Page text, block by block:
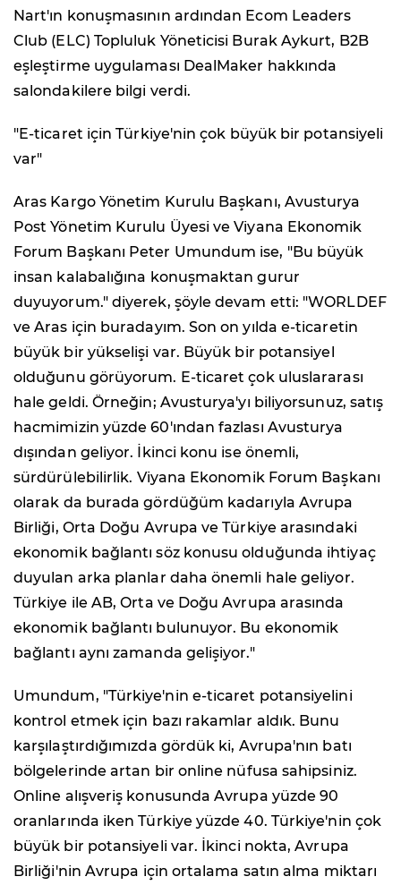
Nart'ın konuşmasının ardından Ecom Leaders
Club (ELC) Topluluk Yöneticisi Burak Aykurt, B2B
eşleştirme uygulaması DealMaker hakkında
salondakilere bilgi verdi.
"E-ticaret için Türkiye'nin çok büyük bir potansiyeli
var"
Aras Kargo Yönetim Kurulu Başkanı, Avusturya
Post Yönetim Kurulu Üyesi ve Viyana Ekonomik
Forum Başkanı Peter Umundum ise, "Bu büyük
insan kalabalığına konuşmaktan gurur
duyuyorum." diyerek, şöyle devam etti: "WORLDEF
ve Aras için buradayım. Son on yılda e-ticaretin
büyük bir yükselişi var. Büyük bir potansiyel
olduğunu görüyorum. E-ticaret çok uluslararası
hale geldi. Örneğin; Avusturya'yı biliyorsunuz, satış
hacmimizin yüzde 60'ından fazlası Avusturya
dışından geliyor. İkinci konu ise önemli,
sürdürülebilirlik. Viyana Ekonomik Forum Başkanı
olarak da burada gördüğüm kadarıyla Avrupa
Birliği, Orta Doğu Avrupa ve Türkiye arasındaki
ekonomik bağlantı söz konusu olduğunda ihtiyaç
duyulan arka planlar daha önemli hale geliyor.
Türkiye ile AB, Orta ve Doğu Avrupa arasında
ekonomik bağlantı bulunuyor. Bu ekonomik
bağlantı aynı zamanda gelişiyor."
Umundum, "Türkiye'nin e-ticaret potansiyelini
kontrol etmek için bazı rakamlar aldık. Bunu
karşılaştırdığımızda gördük ki, Avrupa'nın batı
bölgelerinde artan bir online nüfusa sahipsiniz.
Online alışveriş konusunda Avrupa yüzde 90
oranlarında iken Türkiye yüzde 40. Türkiye'nin çok
büyük bir potansiyeli var. İkinci nokta, Avrupa
Birliği'nin Avrupa için ortalama satın alma miktarı